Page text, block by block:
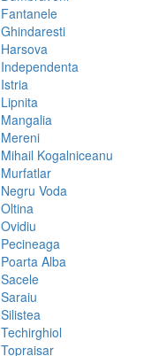
Fantanele
Ghindaresti
Harsova
Independenta
Istria
Lipnita
Mangalia
Mereni
Mihail Kogalniceanu
Murfatlar
Negru Voda
Oltina
Ovidiu
Pecineaga
Poarta Alba
Sacele
Saraiu
Silistea
Techirghiol
Topraisar